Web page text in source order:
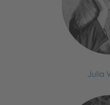
Julia